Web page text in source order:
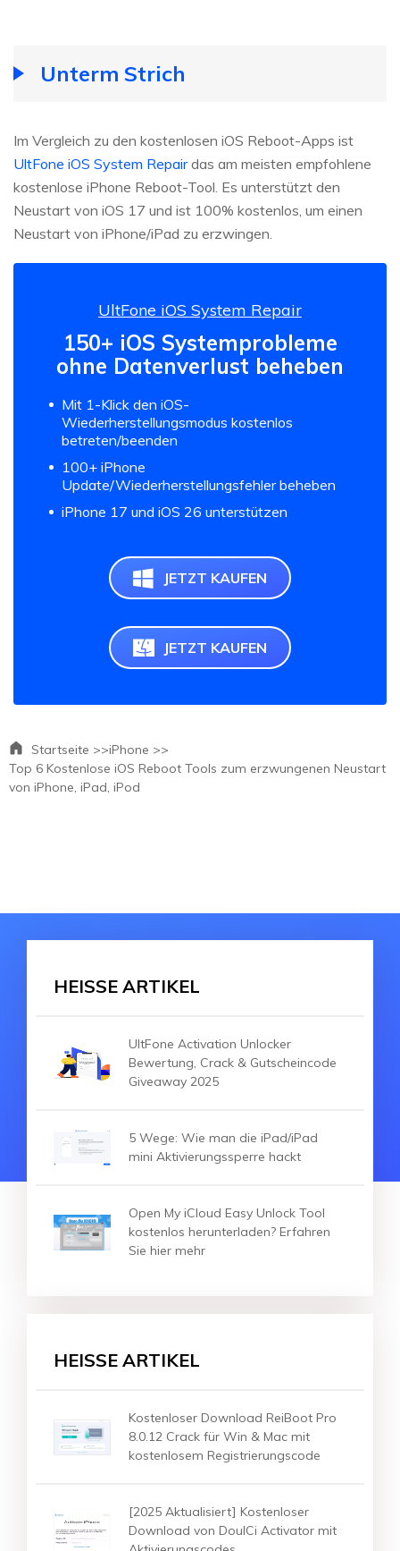
Unterm Strich
Im Vergleich zu den kostenlosen iOS Reboot-Apps ist
UltFone iOS System Repairdas am meisten empfohlene
kostenlose iPhone Reboot-Tool. Es unterstützt den
Neustart von iOS 17 und ist 100% kostenlos, um einen
Neustart von iPhone/iPad zu erzwingen.
UltFone iOS System Repair
150+ iOS Systemprobleme
ohne Datenverlust beheben
Mit 1-Klick den iOS-
Wiederherstellungsmodus kostenlos
betreten/beenden
100+ iPhone
Update/Wiederherstellungsfehler beheben
iPhone 17 und iOS 26 unterstützen
JETZT KAUFEN
JETZT KAUFEN
Startseite >>iPhone >>
Top 6 Kostenlose iOS Reboot Tools zum erzwungenen Neustart
von iPhone, iPad, iPod
HEISSE ARTIKEL
UltFone Activation Unlocker
Bewertung, Crack & Gutscheincode
Giveaway 2025
5 Wege: Wie man die iPad/iPad
mini Aktivierungssperre hackt
Open My iCloud Easy Unlock Tool
kostenlos herunterladen? Erfahren
Sie hier mehr
HEISSE ARTIKEL
Kostenloser Download ReiBoot Pro
8.0.12 Crack für Win & Mac mit
kostenlosem Registrierungscode
[2025 Aktualisiert] Kostenloser
Download von DoulCi Activator mit